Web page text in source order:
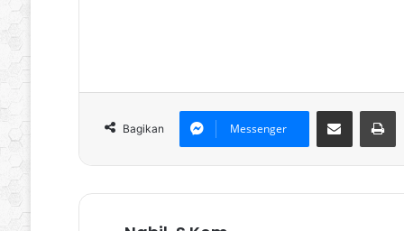
Bagikan Messenger
Bagikan via Email